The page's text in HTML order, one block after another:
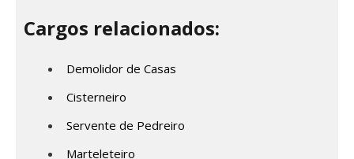
Cargos relacionados:
Demolidor de Casas
Cisterneiro
Servente de Pedreiro
Marteleteiro